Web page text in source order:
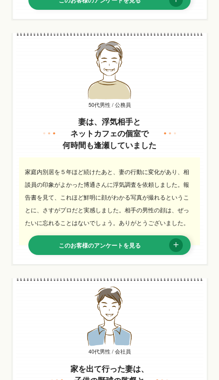
50代男性 / 公務員
妻は、浮気相手と
ネットカフェの個室で
何時間も逢瀬していました
家庭内別居を５年ほど続けたあと、妻の行動に変化があり、相
談員の印象がよかった博通さんに浮気調査を依頼しました。報
告書を見て、これほど鮮明に顔がわかる写真が撮れるというこ
とに、さすがプロだと実感しました。相手の男性の顔は、ぜっ
たいに忘れることはないでしょう。ありがとうございました。
このお客様のアンケートを見る
40代男性 / 会社員
家を出て行った妻は、